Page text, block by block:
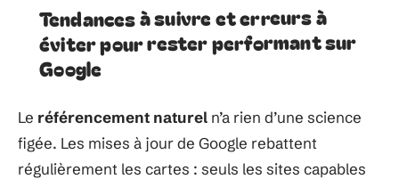
Tendances à suivre et erreurs à
éviter pour rester performant sur
Google
Le référencement naturel n’a rien d’une science
figée. Les mises à jour de Google rebattent
régulièrement les cartes : seuls les sites capables